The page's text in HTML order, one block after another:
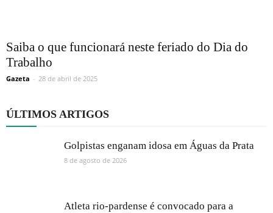
Saiba o que funcionará neste feriado do Dia do
Trabalho
Gazeta - 28 de abril de 2025
ÚLTIMOS ARTIGOS
Golpistas enganam idosa em Águas da Prata
8 de agosto de 2026
Atleta rio-pardense é convocado para a